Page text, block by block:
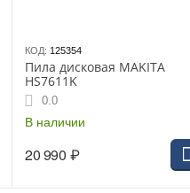
КОД: 125354
Пила дисковая MAKITA
HS7611K
0.0
В наличии
20 990 ₽